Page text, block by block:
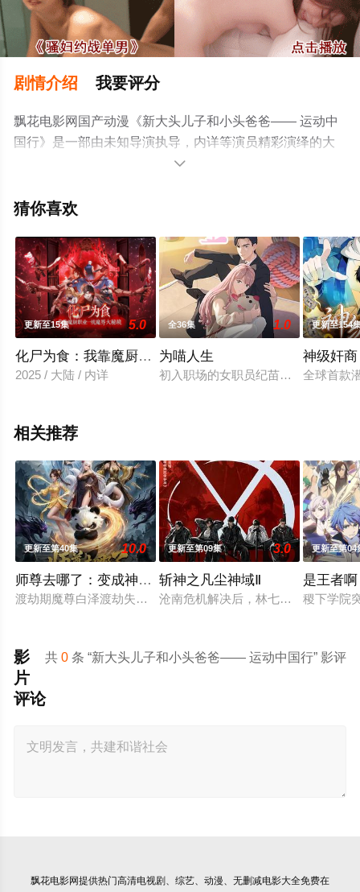
剧情介绍 我要评分
飘花电影网国产动漫《新大头儿子和小头爸爸—— 运动中
国行》是一部由未知导演执导，内详等演员精彩演绎的大
陆动漫，大结局剧情已揭晓（已完结），手机免费观看高
移步至豆瓣动漫、电视猫或剧情网等平台了解。

猜你喜欢
更新至15集 5.0
化尸为食：我靠魔厨职业一统魔界大秘境动态漫画
2025 / 大陆 / 内详
全36集 1.0
为喵人生
初入职场的女职员纪苗苗遭朋友陷害
更新至154
神级奸
全球首款
相关推荐
更新至第40集 10.0
师尊去哪了：变成神兽被五个徒儿rua秃
渡劫期魔尊白泽渡劫失败，竟重生为青云宗一只毫无灵力的熊
更新至第09集 3.0
斩神之凡尘神域Ⅱ
沧南危机解决后，林七夜完成津南山
更新至第04
是王者
稷下学院
共0 条 “新大头儿子和小头爸爸—— 运动中国行” 影评
影
片
评论
飘花电影网提供热门高清电视剧、综艺、动漫、无删减电影大全免费在